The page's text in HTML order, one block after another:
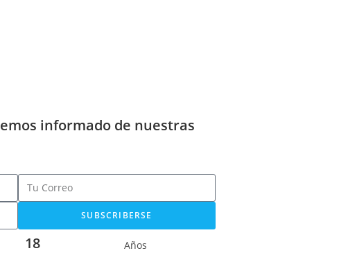
informado de nuestras
SUBSCRIBERSE
18 Años